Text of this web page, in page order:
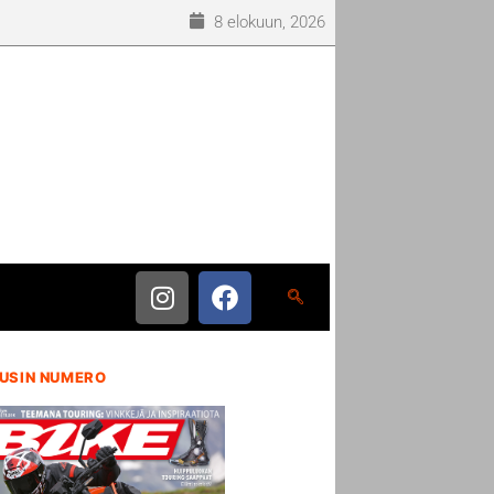
8 elokuun, 2026
NUMERO